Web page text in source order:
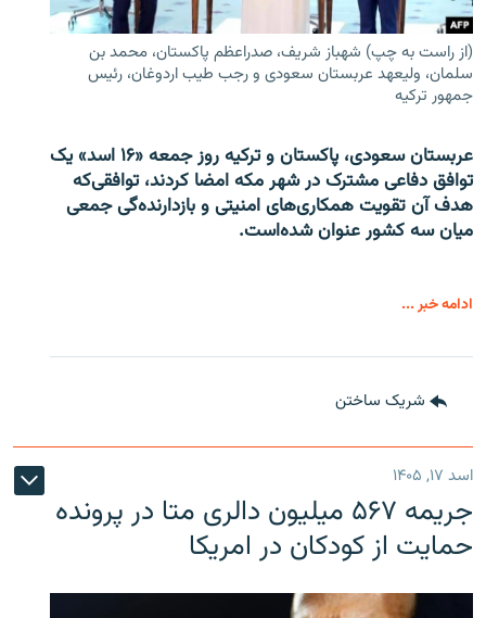
(از راست به چپ) شهباز شریف، صدراعظم پاکستان، محمد بن
سلمان، ولیعهد عربستان سعودی و رجب طیب اردوغان، رئیس
جمهور ترکیه
عربستان سعودی، پاکستان و ترکیه روز جمعه «۱۶ اسد» یک
توافق دفاعی مشترک در شهر مکه امضا کردند، توافقی‌که
هدف آن تقویت همکاری‌های امنیتی و بازدارنده‌گی جمعی
میان سه کشور عنوان شده‌است.
ادامه خبر ...
شریک ساختن
اسد ۱۷, ۱۴۰۵
جریمه ۵۶۷ میلیون دالری متا در پرونده
حمایت از کودکان در امریکا